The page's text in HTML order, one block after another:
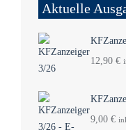
Aktuelle
12,90 €
9,00 €